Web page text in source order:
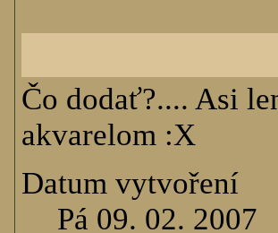
Čo dodať?.... Asi
akvarelom :X
Datum vytvoření
Pá 09. 02. 2007